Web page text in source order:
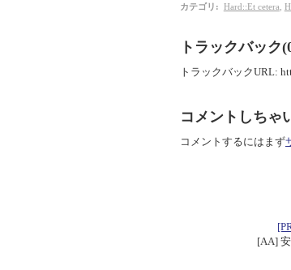
カテゴリ : Hard::Et cetera
トラックバック
トラックバックURL:
コメントしちゃ
コメントするにはまず
[AA]